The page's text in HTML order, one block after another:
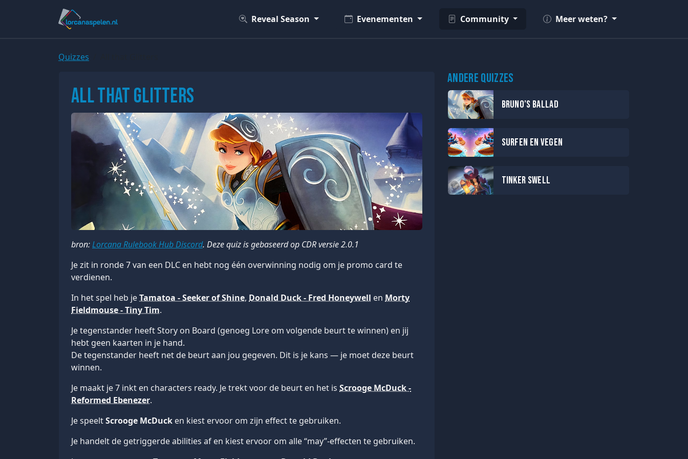
Reveal Season Evenementen Community Meer weten?
Quizzes
All that Glitters
bron:Lorcana Rulebook Hub Discord. Deze quiz is gebaseerd op CDR versie 2.0.1
Je zit in ronde 7 van een DLC en hebt nog één overwinning nodig om je promo card te
verdienen.
In het spel heb jeTamatoa - Seeker of Shine, Donald Duck - Fred Honeywell en Morty
Fieldmouse - Tiny Tim.
Je tegenstander heeft Story on Board (genoeg Lore om volgende beurt te winnen) en jij
hebt geen kaarten in je hand.
De tegenstander heeft net de beurt aan jou gegeven. Dit is je kans — je moet deze beurt
winnen.
Je maakt je 7 inkt en characters ready. Je trekt voor de beurt en het is Scrooge McDuck -
Reformed Ebenezer.
Je speeltScrooge McDuck en kiest ervoor om zijn effect te gebruiken.
Je handelt de getriggerde abilities af en kiest ervoor om alle “may”-effecten te gebruiken.
Andere quizzes
Bruno’s Ballad
Surfen en Vegen
Tinker Swell